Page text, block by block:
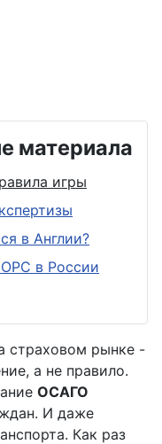
материала
игры
в Англии?
в России
страховом рынке -
а не правило.
ОСАГО
И даже
Как раз